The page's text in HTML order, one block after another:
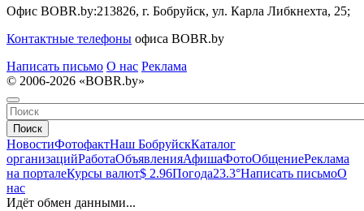
Офис BOBR.by:213826, г. Бобруйск, ул. Карла Либкнехта, 25;
Контактные телефоны офиса BOBR.by
Написать письмо О нас Реклама
© 2006-2026 «BOBR.by»
Поиск
НовостиФотофактНаш БобруйскКаталог
организацийРаботаОбъявленияАфишаФотоОбщениеРеклама
на порталеКурсы валют$ 2.96Погода23.3°Написать письмоО
нас
Идёт обмен данными...